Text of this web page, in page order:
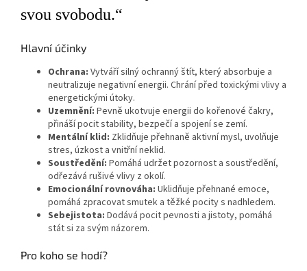
svou svobodu.“
Hlavní účinky
Ochrana: Vytváří silný ochranný štít, který absorbuje a
neutralizuje negativní energii. Chrání před toxickými vlivy a
energetickými útoky.
Uzemnění: Pevně ukotvuje energii do kořenové čakry,
přináší pocit stability, bezpečí a spojení se zemí.
Mentální klid: Zklidňuje přehnaně aktivní mysl, uvolňuje
stres, úzkost a vnitřní neklid.
Soustředění: Pomáhá udržet pozornost a soustředění,
odřezává rušivé vlivy z okolí.
Emocionální rovnováha: Uklidňuje přehnané emoce,
pomáhá zpracovat smutek a těžké pocity s nadhledem.
Sebejistota: Dodává pocit pevnosti a jistoty, pomáhá
stát si za svým názorem.
Pro koho se hodí?